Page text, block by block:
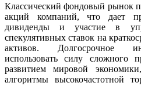
Классический фондовый рынок
акций компаний, что дает
дивиденды и участие в
спекулятивных ставок на
активов. Долгосрочное
использовать силу сложного
развитием мировой
алгоритмы высокочастотной